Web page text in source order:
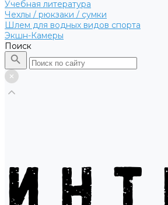
Учебная литература
Чехлы / рюкзаки / сумки
Шлем для водных видов спорта
Экшн-Камеры
Поиск